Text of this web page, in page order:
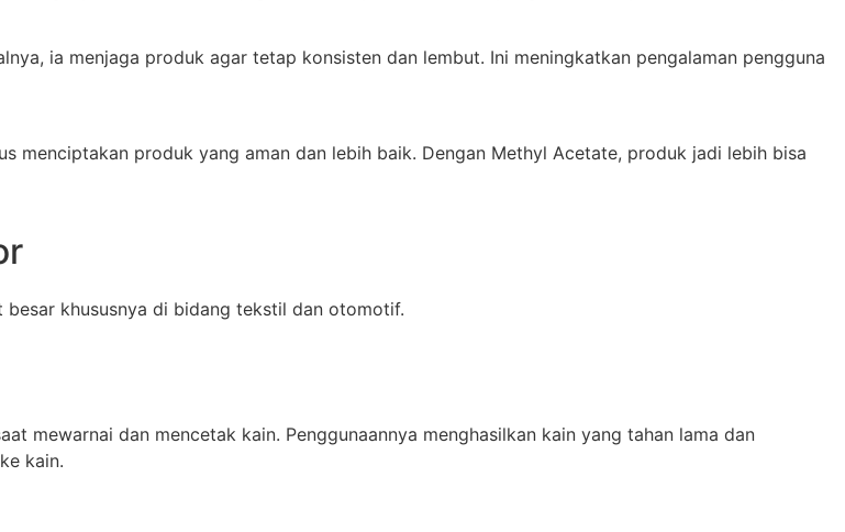
ia menjaga produk agar tetap konsisten dan lembut. Ini meningkatkan pengalaman pengguna
menciptakan produk yang aman dan lebih baik. Dengan Methyl Acetate, produk jadi lebih bisa
khususnya di bidang tekstil dan otomotif.
mewarnai dan mencetak kain. Penggunaannya menghasilkan kain yang tahan lama dan
kain.